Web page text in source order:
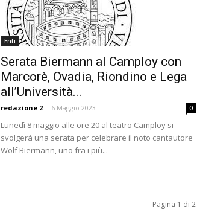
Enti
Serata Biermann al Camploy con
Marcorè, Ovadia, Riondino e Lega
all’Università...
redazione 2 - 6 Maggio 2023 0
Lunedì 8 maggio alle ore 20 al teatro Camploy si
svolgerà una serata per celebrare il noto cantautore
Wolf Biermann, uno fra i più...
Pagina 1 di 2